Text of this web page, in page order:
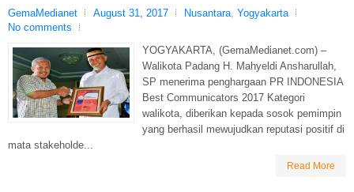
GemaMedianet August 31, 2017 Nusantara, Yogyakarta
No comments
YOGYAKARTA, (GemaMedianet.com) –
Walikota Padang H. Mahyeldi Ansharullah,
SP menerima penghargaan PR INDONESIA
Best Communicators 2017 Kategori
walikota, diberikan kepada sosok pemimpin
yang berhasil mewujudkan reputasi positif di
mata stakeholde...
Read More